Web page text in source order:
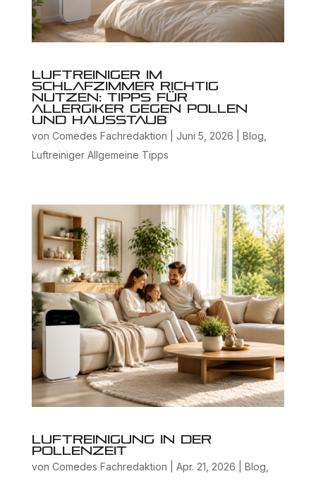
Luftreiniger im
Schlafzimmer richtig
nutzen: Tipps für
Allergiker gegen Pollen
und Hausstaub
von Comedes Fachredaktion Juni 5, 2026 Blog
Luftreiniger Allgemeine Tipps
Luftreinigung in der
Pollenzeit
von Comedes Fachredaktion Apr. 21, 2026 Blog